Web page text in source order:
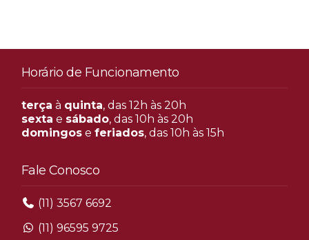
Horário de Funcionamento
terça à quinta, das 12h às 20h
sexta e sábado, das 10h às 20h
domingose feriados, das 10h às 15h
Fale Conosco
(11) 3567 6692
(11) 96595 9725